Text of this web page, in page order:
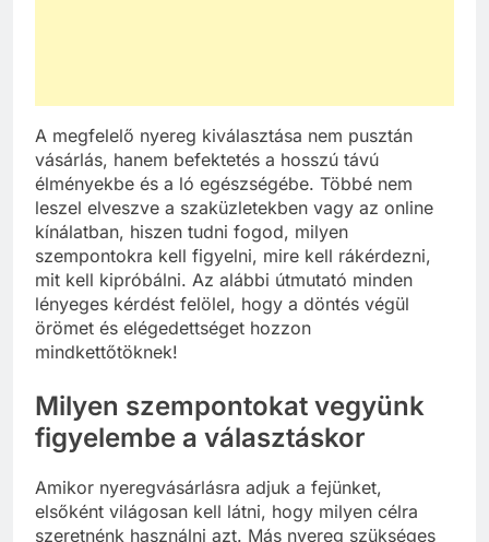
A megfelelő nyereg kiválasztása nem pusztán
vásárlás, hanem befektetés a hosszú távú
élményekbe és a ló egészségébe. Többé nem
leszel elveszve a szaküzletekben vagy az online
kínálatban, hiszen tudni fogod, milyen
szempontokra kell figyelni, mire kell rákérdezni,
mit kell kipróbálni. Az alábbi útmutató minden
lényeges kérdést felölel, hogy a döntés végül
örömet és elégedettséget hozzon
mindkettőtöknek!
Milyen szempontokat vegyünk
figyelembe a választáskor
Amikor nyeregvásárlásra adjuk a fejünket,
elsőként világosan kell látni, hogy milyen célra
szeretnénk használni azt. Más nyereg szükséges